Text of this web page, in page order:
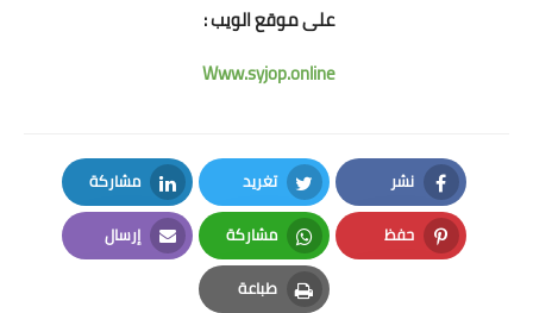
على موقع الويب :
Www.syjop.online
نشر
Facebook
تغريد
Twitter
مشاركة
LinkedIn
حفظ
Pinterest
مشاركة
Whatsapp
إرسال
Email
طباعة